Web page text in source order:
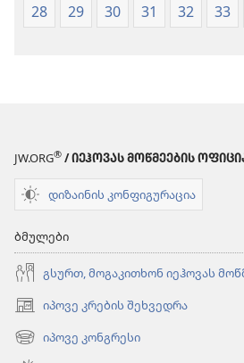
28
29 30 31 32 33
JW.ORG® / ᲘᲔᲰᲝᲕᲐᲡ ᲛᲝᲬᲛᲔᲔᲑᲘᲡ
დიზაინის კონფიგურაცია
ბმულები
გსურთ, მოგაკითხონ იეჰოვას
იპოვე კრების შეხვედრა
(გაიხსნება
ახალი
ფანჯარა)
იპოვე კონგრესი
(გაიხსნება